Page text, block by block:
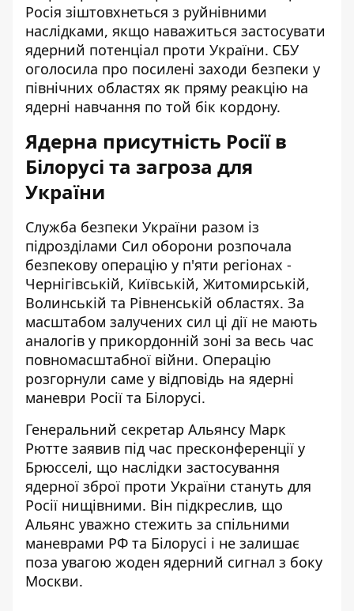
Росія зіштовхнеться з руйнівними
наслідками, якщо наважиться застосувати
ядерний потенціал проти України. СБУ
оголосила про посилені заходи безпеки у
північних областях як пряму реакцію на
ядерні навчання по той бік кордону.
Ядерна присутність Росії в
Білорусі та загроза для
України
Служба безпеки України разом із
підрозділами Сил оборони розпочала
безпекову операцію у п'яти регіонах -
Чернігівській, Київській, Житомирській,
Волинській та Рівненській областях. За
масштабом залучених сил ці дії не мають
аналогів у прикордонній зоні за весь час
повномасштабної війни. Операцію
розгорнули саме у відповідь на ядерні
маневри Росії та Білорусі.
Генеральний секретар Альянсу Марк
Рютте заявив під час пресконференції у
Брюсселі, що наслідки застосування
ядерної зброї проти України стануть для
Росії нищівними. Він підкреслив, що
Альянс уважно стежить за спільними
маневрами РФ та Білорусі і не залишає
поза увагою жоден ядерний сигнал з боку
Москви.